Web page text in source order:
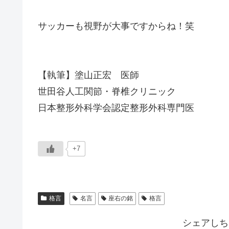
サッカーも視野が大事ですからね！笑
【執筆】塗山正宏 医師
世田谷人工関節・脊椎クリニック
日本整形外科学会認定整形外科専門医
+7
格言 名言 座右の銘 格言
シェアし